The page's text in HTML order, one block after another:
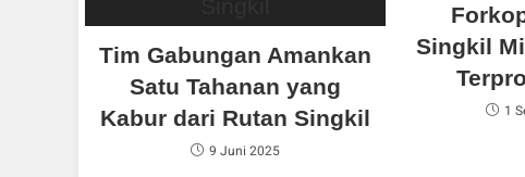
Tim Gabungan Amankan
Satu Tahanan yang
Kabur dari Rutan Singkil
9 Juni 2025
Singkil
1